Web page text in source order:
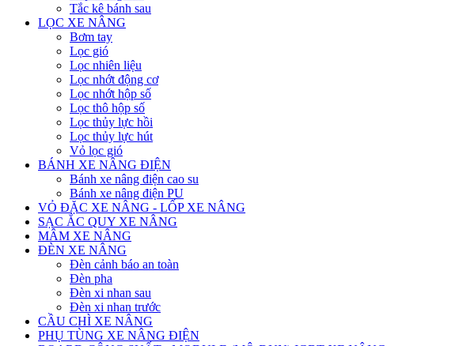
Tắc kê bánh sau
LỌC XE NÂNG
Bơm tay
Lọc gió
Lọc nhiên liệu
Lọc nhớt động cơ
Lọc nhớt hộp số
Lọc thô hộp số
Lọc thủy lực hồi
Lọc thủy lực hút
Vỏ lọc gió
BÁNH XE NÂNG ĐIỆN
Bánh xe nâng điện cao su
Bánh xe nâng điện PU
VỎ ĐẶC XE NÂNG - LỐP XE NÂNG
SẠC ẮC QUY XE NÂNG
MÂM XE NÂNG
ĐÈN XE NÂNG
Đèn cảnh báo an toàn
Đèn pha
Đèn xi nhan sau
Đèn xi nhan trước
CẦU CHÌ XE NÂNG
PHỤ TÙNG XE NÂNG ĐIỆN